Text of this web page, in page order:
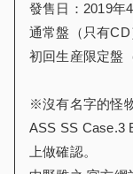
發售日：2019年
通常盤（只有
初回生産限定盤
※沒有名字的怪
ASS SS Case.3
上做確認。